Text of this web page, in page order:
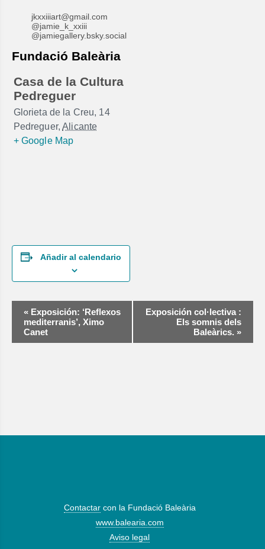
jkxxiiiart@gmail.com
@jamie_k_xxiii
@jamiegallery.bsky.social
Fundació Baleària
Casa de la Cultura
Pedreguer
Glorieta de la Creu, 14
Pedreguer, Alicante
+ Google Map
Añadir al calendario
del
Evento
« Exposición: ‘Reflexos
mediterranis’, Ximo
Canet
Exposición col·lectiva :
Els somnis dels
Baleàrics. »
Contactarcon la Fundació Baleària
www.balearia.com
Aviso legal